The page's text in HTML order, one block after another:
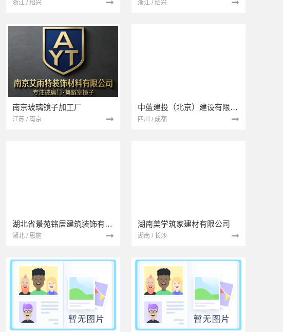
浙江 / 绍兴 浙江 / 绍兴
南京玻璃镜子加工厂
江苏 / 南京
中蓝建投（北京）建设有限公司四川第一分公司
四川 / 成都
湖北省景苑铭居建筑装饰有限公司
湖北 / 恩施
湖南美学筑家建材有限公司
湖南 / 长沙